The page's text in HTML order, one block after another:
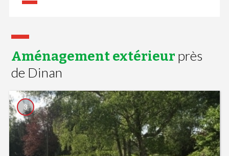
Aménagement extérieur près
de Dinan
3